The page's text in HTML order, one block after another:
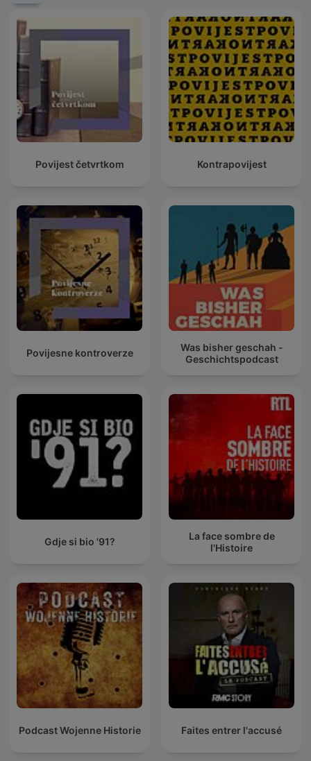
Povijest četvrtkom Kontrapovijest
Povijesne kontroverze
Was bisher geschah -
Geschichtspodcast
Gdje si bio '91?
La face sombre de
l'Histoire
Podcast Wojenne Historie Faites entrer l'accusé